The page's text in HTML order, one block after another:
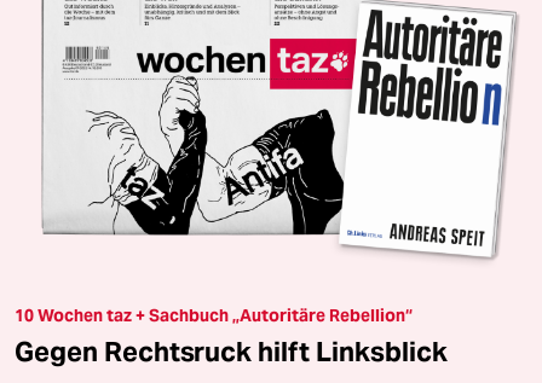
10 Wochen taz + Sachbuch „Autoritäre Rebellion“
Gegen Rechtsruck hilft Linksblick